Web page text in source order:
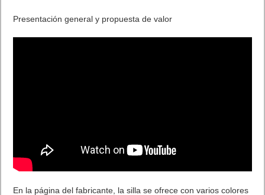
Presentación general y propuesta de valor
En la página del fabricante, la silla se ofrece con varios colores